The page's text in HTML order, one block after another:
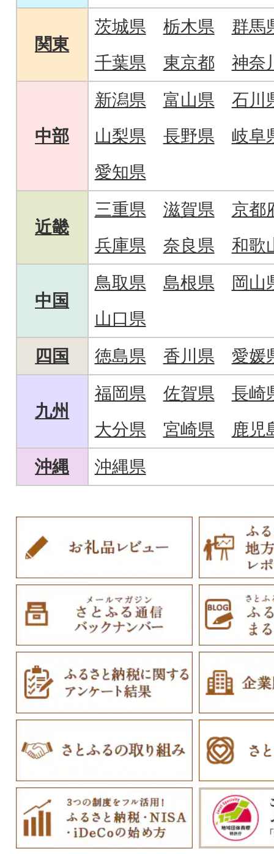
関東
茨城県 栃木県
群馬
千葉県
東京都 神奈
中部
新潟県 富山県
石川
山梨県
長野県
岐阜
愛知県
近畿
三重県 滋賀県
京都
兵庫県
奈良県 和歌
中国
鳥取県 島根県
岡山
山口県
四国
徳島県 香川県 愛媛
九州
福岡県 佐賀県
長崎
大分県
宮崎県
鹿児
沖縄
沖縄県